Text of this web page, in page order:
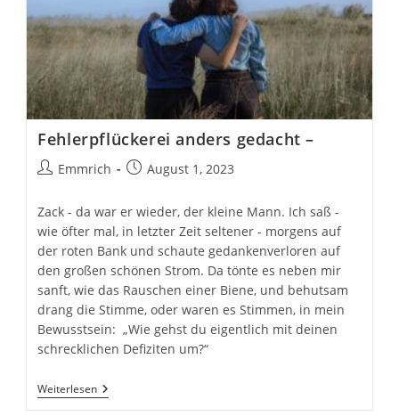
Fehlerpflückerei anders gedacht –
Beitrags-
Emmrich
BeitragAugust 1, 2023
Zack - da war er wieder, der kleine Mann. Ich saß -
wie öfter mal, in letzter Zeit seltener - morgens auf
der roten Bank und schaute gedankenverloren auf
den großen schönen Strom. Da tönte es neben mir
sanft, wie das Rauschen einer Biene, und behutsam
drang die Stimme, oder waren es Stimmen, in mein
Bewusstsein: „Wie gehst du eigentlich mit deinen
schrecklichen Defiziten um?“
WeiterlesenFehlerpflückerei
Anders